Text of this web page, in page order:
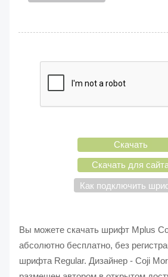
Скачать
Скачать для
Как подключить
Вы можете скачать шрифт Mplus
абсолютно бесплатно, без
шрифта Regular. Дизайнер - Coji